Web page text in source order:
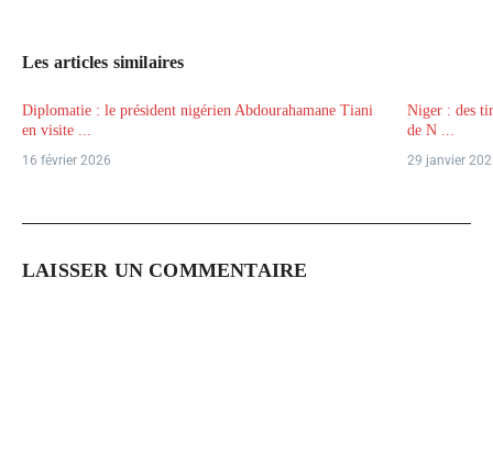
Les articles similaires
Diplomatie : le président nigérien Abdourahamane Tiani
en visite ...
16 février 2026
Niger : des
de N ...
29 janvier
LAISSER UN COMMENTAIRE